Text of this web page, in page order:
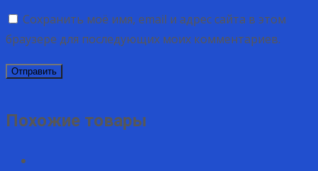
Сохранить моё имя, email и адрес сайта в этом
браузере для последующих моих комментариев.
Похожие товары